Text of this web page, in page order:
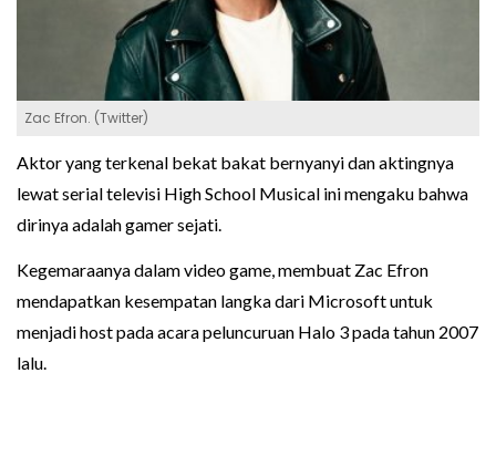
Zac Efron. (Twitter)
Aktor yang terkenal bekat bakat bernyanyi dan aktingnya
lewat serial televisi High School Musical ini mengaku bahwa
dirinya adalah gamer sejati.
Kegemaraanya dalam video game, membuat Zac Efron
mendapatkan kesempatan langka dari Microsoft untuk
menjadi host pada acara peluncuruan Halo 3 pada tahun 2007
lalu.